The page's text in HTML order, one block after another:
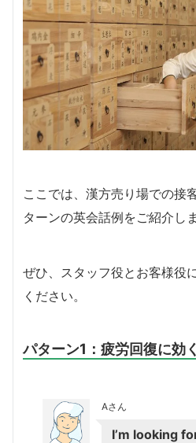
ここでは、漢方売り場での接
ターンの英会話例をご紹介しま
ぜひ、スタッフ役とお客様役
ください。
パターン1：疲労回復に効
Aさん
I’m looking